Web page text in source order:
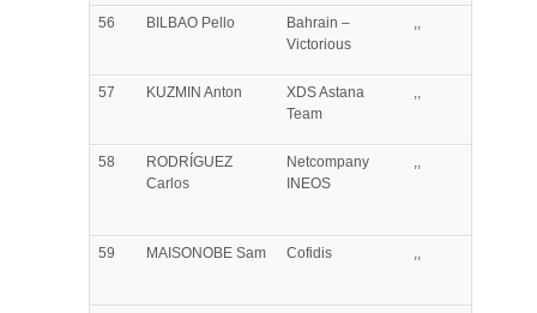
56 BILBAO Pello
Bahrain –
Victorious
,,
57 KUZMIN Anton
XDS Astana
Team
,,
58
RODRÍGUEZ
Carlos
Netcompany
INEOS
,,
59 MAISONOBE Sam Cofidis ,,